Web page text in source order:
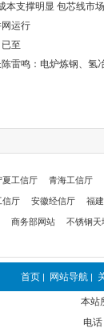
本支撑明显 包芯线市
运行
至
雷鸣：电炉炼钢、氢
夏工信厅 青海工信厅
信厅 安徽经信厅 福
商务部网站 不锈钢天
首页 | 网站导航 |
本站
电